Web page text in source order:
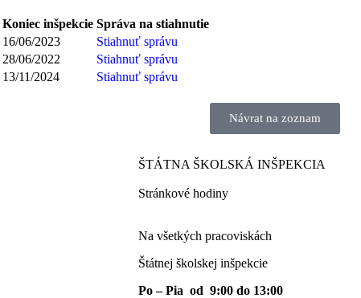
Koniec inšpekcie Správa na stiahnutie
16/06/2023
Stiahnuť správu
28/06/2022
Stiahnuť správu
13/11/2024 Stiahnuť správu
Návrat na zoznam
ŠTÁTNA ŠKOLSKÁ INŠPEKCIA
Stránkové hodiny​
Na všetkých pracoviskách
Štátnej školskej inšpekcie
Po – Pia od 9:00 do 13:00